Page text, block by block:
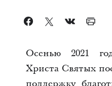
Осенью 2021
Христа Святых